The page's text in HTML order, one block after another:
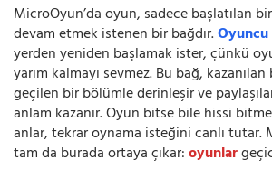
MicroOyun’da oyun, sadece başlatılan
devam etmek istenen bir bağdır.Oyuncu
yerden yeniden başlamak ister, çünkü
yarım kalmayı sevmez. Bu bağ,
geçilen bir bölümle derinleşir ve
anlam kazanır. Oyun bitse bile hissi
anlar, tekrar oynama isteğini canlı tutar.
tam da burada ortaya çıkar:oyunlar